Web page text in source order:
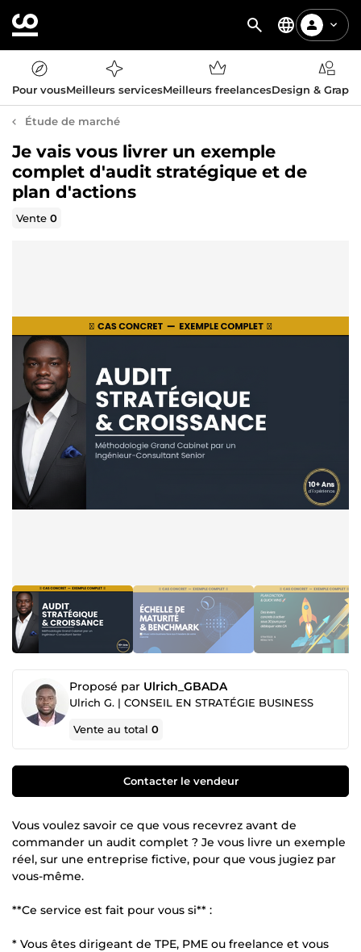
Pour vousMeilleurs servicesMeilleurs freelancesDesign &
Étude de marché
Je vais vous livrer un exemple
complet d'audit stratégique et de
plan d'actions
Vente0
Proposé par Ulrich_GBADA
Ulrich G. | CONSEIL EN STRATÉGIE BUSINESS
Vente au total0
Contacter le vendeur
Vous voulez savoir ce que vous recevrez avant de
commander un audit complet ? Je vous livre un exemple
réel, sur une entreprise fictive, pour que vous jugiez par
vous-même.
**Ce service est fait pour vous si** :
* Vous êtes dirigeant de TPE, PME ou freelance et vous